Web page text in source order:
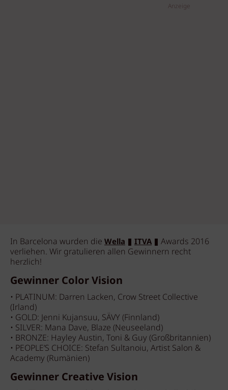
Anzeige
In Barcelona wurden die Wella ITVA
Awards 2016
verliehen. Wir gratulieren allen Gewinnern recht
herzlich!
Gewinner Color Vision
• PLATINUM: Darren Lacken, Crow Street Collective
(Irland)
• GOLD: Jenni Kujansuu, SÄVY (Finnland)
• SILVER: Mana Dave, Blaze (Neuseeland)
• BRONZE: Hayley Austin, Toni & Guy (Großbritannien)
• PEOPLE’S CHOICE: Stefan Sultanoiu, Artist Salon &
Academy (Rumänien)
Gewinner Creative Vision